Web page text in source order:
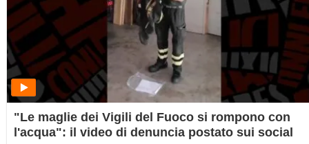
"Le maglie dei Vigili del Fuoco si rompono con
l'acqua": il video di denuncia postato sui social